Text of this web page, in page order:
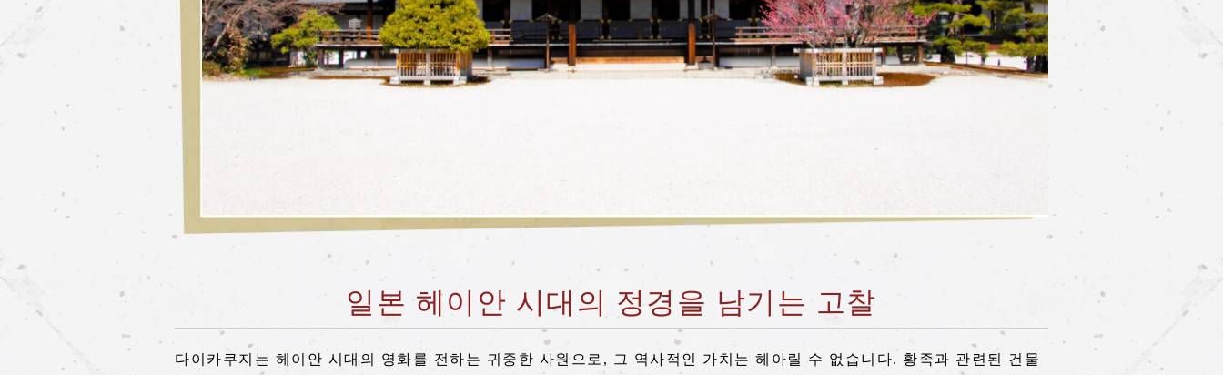
일본 헤이안 시대의 정경을 남기는 고찰
다이카쿠지는 헤이안 시대의 영화를 전하는 귀중한 사원으로, 그 역사적인 가치는 헤아릴 수 없습니다. 황족과 관련된 건물